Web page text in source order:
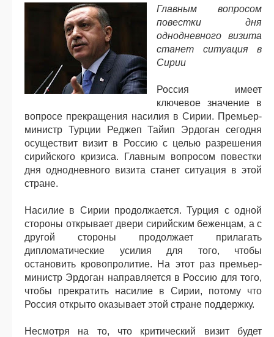
Главным вопросом
повестки дня
однодневного визита
станет ситуация в
Сирии
Россия имеет
ключевое значение в
вопросе прекращения насилия в Сирии. Премьер-
министр Турции Реджеп Тайип Эрдоган сегодня
осуществит визит в Россию с целью разрешения
сирийского кризиса. Главным вопросом повестки
дня однодневного визита станет ситуация в этой
стране.
Насилие в Сирии продолжается. Турция с одной
стороны открывает двери сирийским беженцам, а с
другой стороны продолжает прилагать
дипломатические усилия для того, чтобы
остановить кровопролитие. На этот раз премьер-
министр Эрдоган направляется в Россию для того,
чтобы прекратить насилие в Сирии, потому что
Россия открыто оказывает этой стране поддержку.
Несмотря на то, что критический визит будет